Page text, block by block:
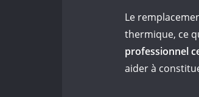
Le
thermique, ce
professionnel
aider à